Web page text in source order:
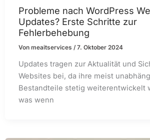
Probleme nach WordPress
Updates? Erste Schritte zur
Fehlerbehebung
Vonmeaitservices/7. Oktober 2024
Updates tragen zur Aktualität und
Websites bei, da ihre meist
Bestandteile stetig weiterentwickelt
was wenn